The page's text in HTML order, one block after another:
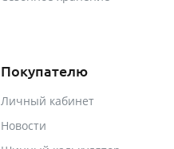
Покупателю
Личный кабинет
Новости